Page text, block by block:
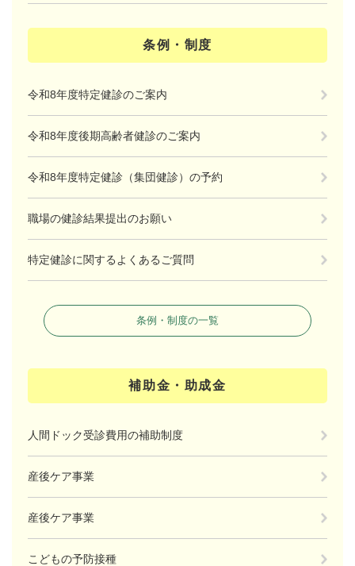
条例・制度
令和8年度特定健診のご案内
令和8年度後期高齢者健診のご案内
令和8年度特定健診（集団健診）の予約
職場の健診結果提出のお願い
特定健診に関するよくあるご質問
条例・制度の一覧
補助金・助成金
人間ドック受診費用の補助制度
産後ケア事業
産後ケア事業
こどもの予防接種